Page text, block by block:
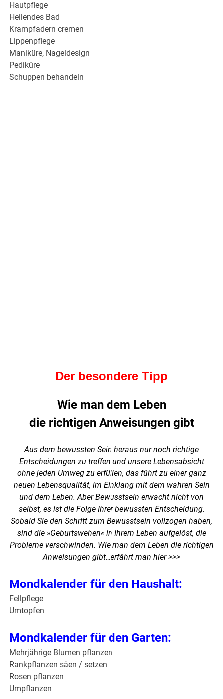
Hautpflege
Heilendes Bad
Krampfadern cremen
Lippenpflege
Maniküre, Nageldesign
Pediküre
Schuppen behandeln
Der besondere Tipp
Wie man dem Leben
die richtigen Anweisungen gibt
Aus dem bewussten Sein heraus nur noch richtige
Entscheidungen zu treffen und unsere Lebensabsicht
ohne jeden Umweg zu erfüllen, das führt zu einer ganz
neuen Lebensqualität, im Einklang mit dem wahren Sein
und dem Leben. Aber Bewusstsein erwacht nicht von
selbst, es ist die Folge Ihrer bewussten Entscheidung.
Sobald Sie den Schritt zum Bewusstsein vollzogen haben,
sind die »Geburtswehen« in Ihrem Leben aufgelöst, die
Probleme verschwinden. Wie man dem Leben die richtigen
Anweisungen gibt…erfährt man hier >>>
Mondkalender für den Haushalt:
Fellpflege
Umtopfen
Mondkalender für den Garten:
Mehrjährige Blumen pflanzen
Rankpflanzen säen / setzen
Rosen pflanzen
Umpflanzen